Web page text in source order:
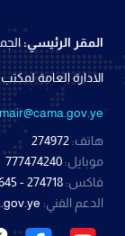
المقر الرئيسي:
الادارة العامة
هاتف: 274972
موبايل: 777474240
فاكس: 274718 - 272645
الدعم الفني: